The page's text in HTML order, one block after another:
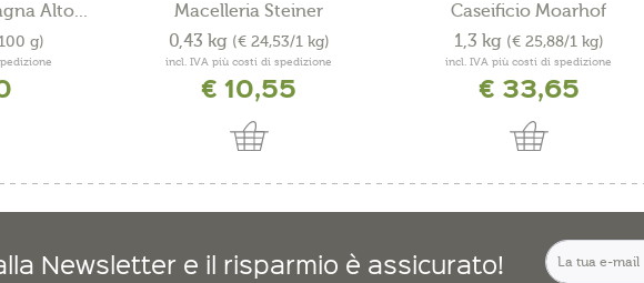
Alto...
g)
Macelleria Steiner
0,43 kg (€ 24,53/1 kg)
incl. IVA più costi di spedizione
€ 10,55
Caseificio Moarhof
1,3 kg (€ 25,88/1 kg)
incl. IVA più costi di spedizione
€ 33,65
Newsletter e il risparmio è assicurato!